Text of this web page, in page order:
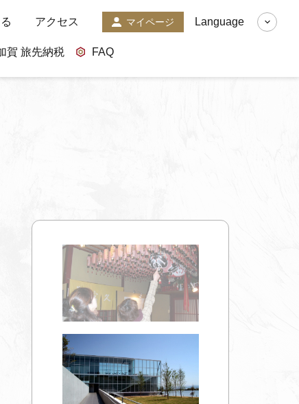
アクセス マイページ
賀 旅先納税 FAQ
Language